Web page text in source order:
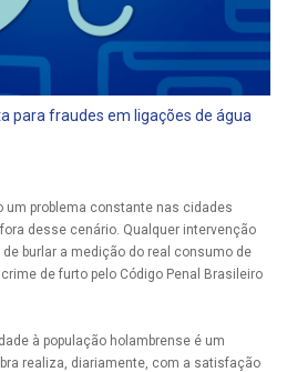
para fraudes em ligações de água
problema constante nas cidades
desse cenário. Qualquer intervenção
burlar a medição do real consumo de
de furto pelo Código Penal Brasileiro
à população holambrense é um
realiza, diariamente, com a satisfação